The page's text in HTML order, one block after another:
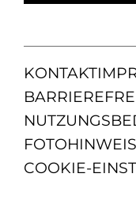
KONTAKT
COOKIE-